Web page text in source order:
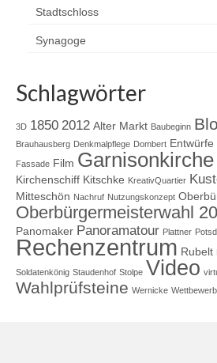
Stadtschloss
Synagoge
Schlagwörter
3D 1850 2012 Alter Markt Baubeginn
Brauhausberg Denkmalpflege Dombert Entwürfe
Fassade Film Garnisonkirche
Kirchenschiff Kitschke KreativQuartier
Mitteschön Nachruf Nutzungskonzept
Oberbürgermeisterwahl
Panomaker Panoramatour Plattner
Rechenzentrum Rubelt
Soldatenkönig Staudenhof Stolpe Video
Wahlprüfsteine Wernicke Wettbewerb